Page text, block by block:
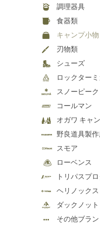
調理器具
食器類
キャンプ小物
刃物類
シューズ
ロックター
スノーピーク
コールマン
オガワ キャ
野良道具製
スモア
ローベンス
トリパスプ
ヘリノックス
ダックノット
その他ブラ